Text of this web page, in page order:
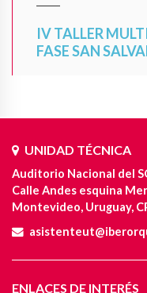
IV TALLER
FASE SAN
UNIDAD TÉCNICA
Auditorio Nacional del
Calle Andes esquina
Montevideo, Uruguay,
ENLACES DE INTERÉS